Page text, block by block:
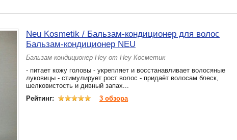
Neu Kosmetik / Бальзам-кондиционер для волос
Бальзам-кондиционер NEU
Бальзам-кондиционер Неу от Неу Косметик
- питает кожу головы - укрепляет и восстанавливает волосяные
луковицы - стимулирует рост волос - придаёт волосам блеск,
шелковистость и дивный запах...
Рейтинг:
3 обзора